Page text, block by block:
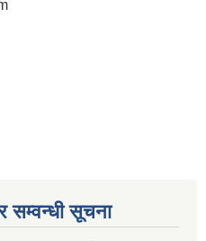
सम्वन्धी सूचना